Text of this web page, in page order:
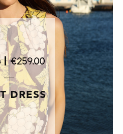
| €259.00
DRESS